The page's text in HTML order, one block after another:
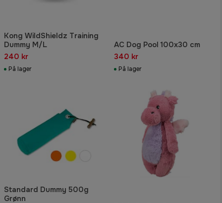
Kong WildShieldz Training
Dummy M/L
240 kr
På lager
AC Dog Pool 100x30 cm
340 kr
På lager
Standard Dummy 500g
Grønn